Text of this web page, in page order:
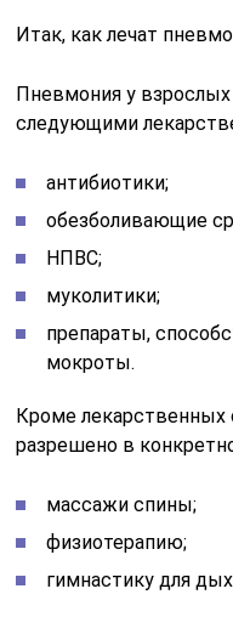
Итак, как лечат
Пневмония у взрослых
следующими
антибиотики;
обезболивающие
НПВС;
муколитики;
препараты,
мокроты.
Кроме лекарственных
разрешено в
массажи спины;
физиотерапию;
гимнастику для